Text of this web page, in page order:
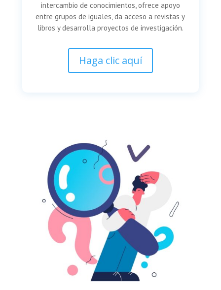
intercambio de conocimientos, ofrece apoyo
entre grupos de iguales, da acceso a revistas y
libros y desarrolla proyectos de investigación.
Haga clic aquí